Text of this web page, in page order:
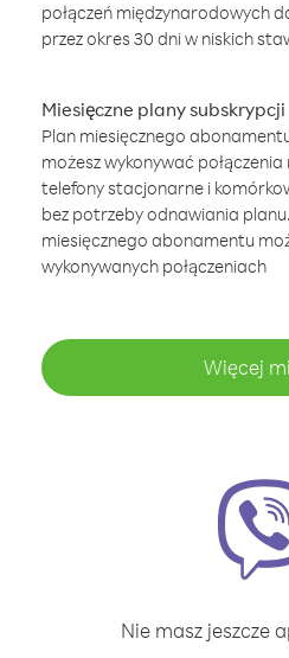
połączeń międzynarodowych
przez okres 30 dni w niskich
Miesięczne plany subskrypcji
Plan miesięcznego
możesz wykonywać
telefony stacjonarne i
bez potrzeby odnawiania
miesięcznego abonamentu
wykonywanych połączeniach
Więcej
Nie masz jeszcze